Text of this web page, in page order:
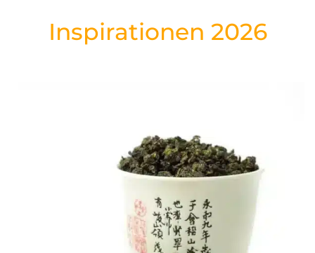
Inspirationen 2026